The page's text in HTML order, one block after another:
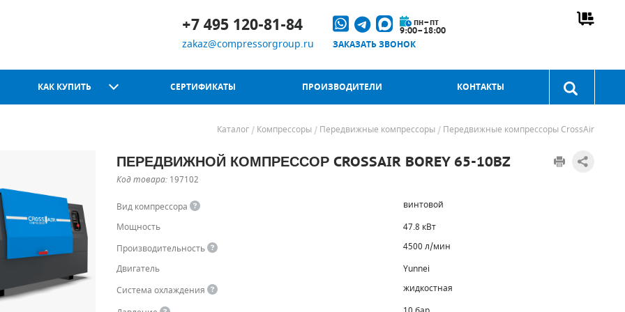
+7 495 120-81-84
zakaz@compressorgroup.ru
пн–пт
9:00–18:00
ЗАКАЗАТЬ ЗВОНОК
КАК КУПИТЬ СЕРТИФИКАТЫ ПРОИЗВОДИТЕЛИ КОНТАКТЫ
Каталог Компрессоры Передвижные компрессоры Передвижные компрессоры CrossAir
ПЕРЕДВИЖНОЙ КОМПРЕССОР CROSSAIR BOREY 65-10BZ
Код товара: 197102
Вид компрессора
винтовой
Мощность
47.8 кВт
Производительность
4500 л/мин
Двигатель
Yunnei
Система охлаждения
жидкостная